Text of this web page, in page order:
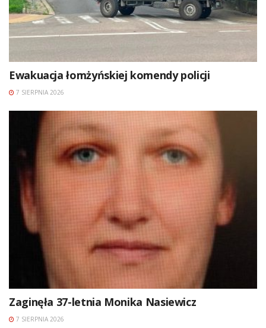
Ewakuacja łomżyńskiej komendy policji
7 SIERPNIA 2026
Zaginęła 37-letnia Monika Nasiewicz
7 SIERPNIA 2026